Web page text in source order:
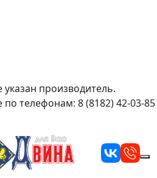
производитель.
телефонам: 8 (8182) 42-03-85